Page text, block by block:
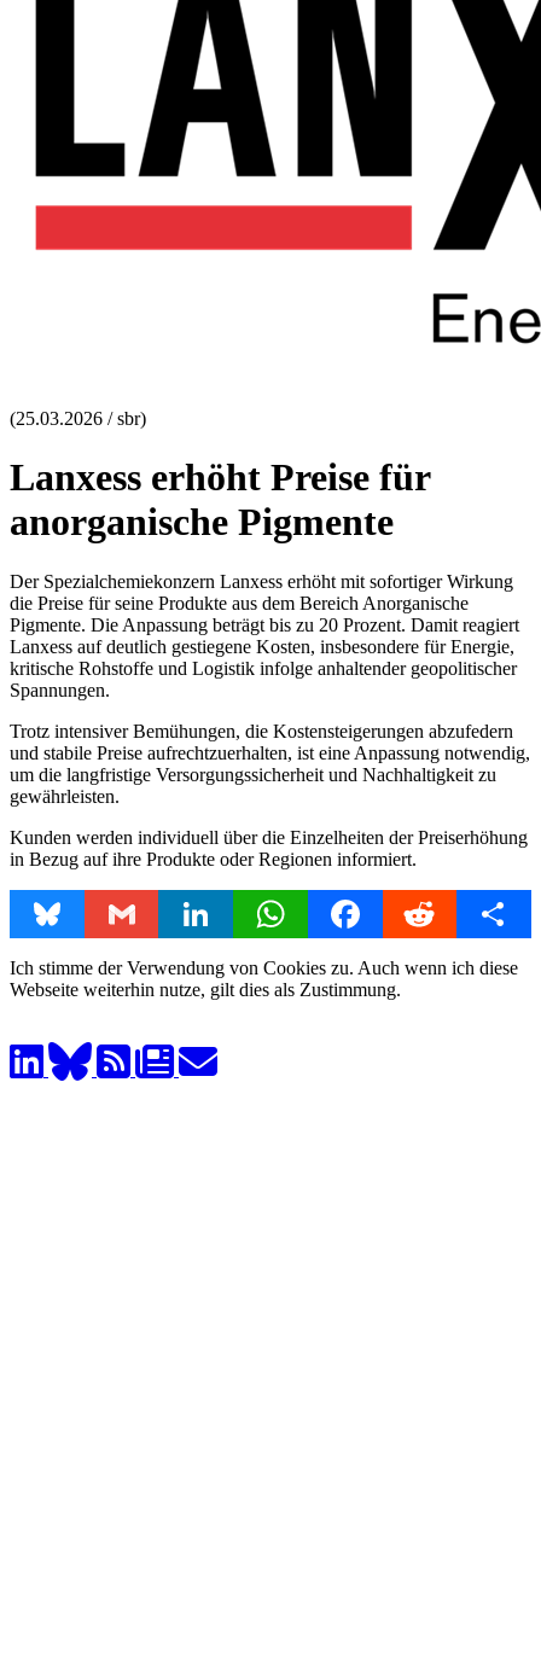
(25.03.2026 / sbr)
Lanxess erhöht Preise für
anorganische Pigmente
Der Spezialchemiekonzern Lanxess erhöht mit sofortiger Wirkung
die Preise für seine Produkte aus dem Bereich Anorganische
Pigmente. Die Anpassung beträgt bis zu 20 Prozent. Damit reagiert
Lanxess auf deutlich gestiegene Kosten, insbesondere für Energie,
kritische Rohstoffe und Logistik infolge anhaltender geopolitischer
Spannungen.
Trotz intensiver Bemühungen, die Kostensteigerungen abzufedern
und stabile Preise aufrechtzuerhalten, ist eine Anpassung notwendig,
um die langfristige Versorgungssicherheit und Nachhaltigkeit zu
gewährleisten.
Kunden werden individuell über die Einzelheiten der Preiserhöhung
in Bezug auf ihre Produkte oder Regionen informiert.
Bluesky Gmail LinkedIn WhatsAppFacebookReddit Share
Ich stimme der Verwendung von Cookies zu. Auch wenn ich diese
Webseite weiterhin nutze, gilt dies als Zustimmung.